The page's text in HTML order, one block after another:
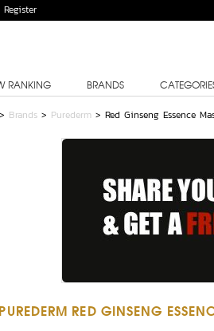
Register
RANKING BRANDS
> Brands > Purederm > Red Ginseng Essence
PUREDERM RED GINSENG